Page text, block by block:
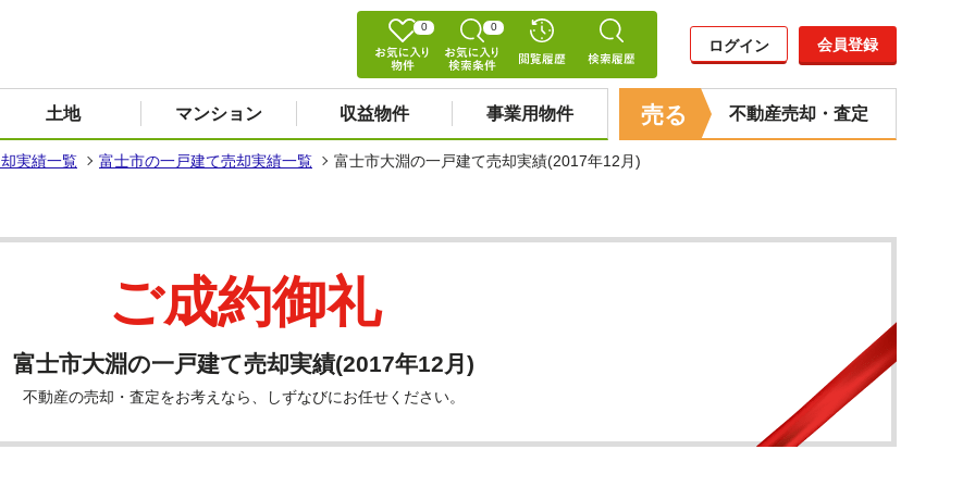
0 0
ログイン 会員登録
土地 マンション 収益物件 事業用物件 売る 不動産売却・査定
実績一覧 富士市の一戸建て売却実績一覧 富士市大淵の一戸建て売却実績(2017年12月)
ご成約御礼
富士市大淵の一戸建て売却実績(2017年12月)
不動産の売却・査定をお考えなら、しずなびにお任せください。